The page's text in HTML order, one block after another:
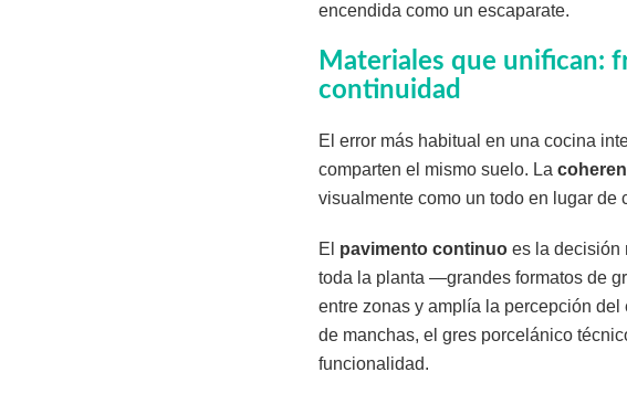
encendida como un escaparate.
Materiales que unifican:
continuidad
El error más habitual en una cocina
comparten el mismo suelo. La
visualmente como un todo en lugar de
El pavimento continuo es la decisión
toda la planta —grandes formatos de
entre zonas y amplía la percepción
de manchas, el gres porcelánico
funcionalidad.